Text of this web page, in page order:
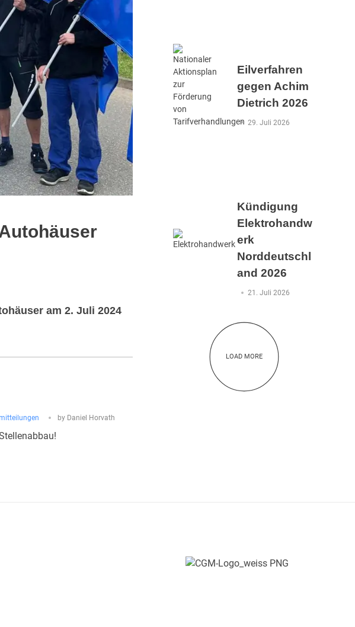
am 2. Juli 2024
by Daniel Horvath
Eilverfahren
gegen Achim
Dietrich 2026
29. Juli 2026
Kündigung
Elektrohandw
erk
Norddeutschl
and 2026
21. Juli 2026
LOAD MORE